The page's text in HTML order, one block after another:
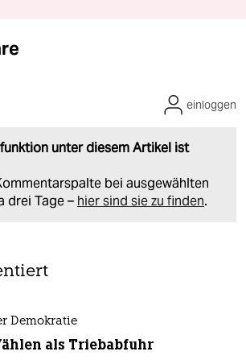
unter diesem Artikel ist
bei ausgewählten
drei Tage – hier sind sie zu finden.
einloggen
Demokratie
als Triebabfuhr